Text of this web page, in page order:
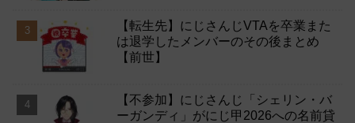
【転生先】にじさんじVTAを卒業また
は退学したメンバーのその後まとめ
【前世】
【不参加】にじさんじ「シェリン・バ
ーガンディ」がにじ甲2026への名前貸